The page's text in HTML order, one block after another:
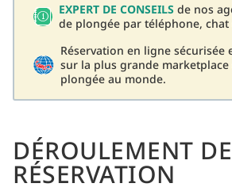
EXPERT DE CONSEILS de nos
de plongée par téléphone, chat
Réservation en ligne sécurisée
sur la plus grande marketplace
plongée au monde.
DÉROULEMENT
RÉSERVATION